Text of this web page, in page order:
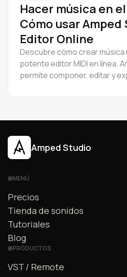
Hacer música en
Cómo usar Amped
Editor Online
Descubre cómo crear música
potente editor MIDI en línea.
permite componer, editar y
Amped Studio
MENÚ
Precios
Tienda de sonidos
Tutoriales
Blog
PRODUCTOS
VST / Remote